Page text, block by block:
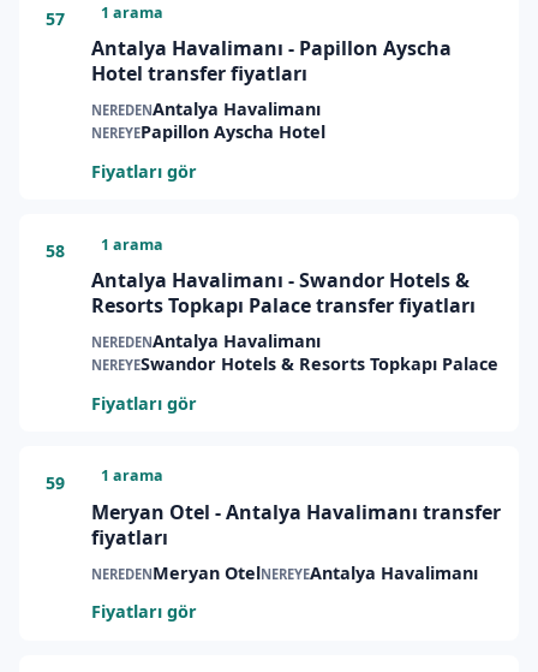
57 1 arama
Antalya Havalimanı - Papillon Ayscha
Hotel transfer fiyatları
NEREDENAntalya Havalimanı
NEREYEPapillon Ayscha Hotel
Fiyatları gör
58 1 arama
Antalya Havalimanı - Swandor Hotels &
Resorts Topkapı Palace transfer fiyatları
NEREDENAntalya Havalimanı
NEREYESwandor Hotels & Resorts Topkapı Palace
Fiyatları gör
59 1 arama
Meryan Otel - Antalya Havalimanı transfer
fiyatları
NEREDENMeryan OtelNEREYEAntalya Havalimanı
Fiyatları gör